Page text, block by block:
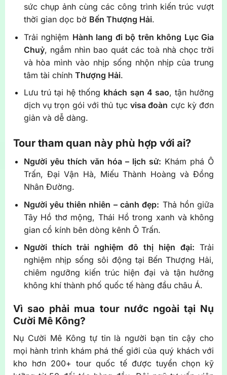
sức chụp ảnh cùng các công trình kiến trúc vượt
thời gian dọc bờ Bến Thượng Hải.
Trải nghiệm Hành lang đi bộ trên không Lục Gia
Chuỷ, ngắm nhìn bao quát các toà nhà chọc trời
và hòa mình vào nhịp sống nhộn nhịp của trung
tâm tài chính Thượng Hải.
Lưu trú tại hệ thống khách sạn 4 sao, tận hưởng
dịch vụ trọn gói với thủ tục visa đoàn cực kỳ đơn
giản và dễ dàng.
Tour tham quan này phù hợp với ai?
Người yêu thích văn hóa – lịch sử: Khám phá Ô
Trấn, Đại Vận Hà, Miếu Thành Hoàng và Đồng
Nhân Đường.
Người yêu thiên nhiên – cảnh đẹp: Thả hồn giữa
Tây Hồ thơ mộng, Thái Hồ trong xanh và không
gian cổ kính bên dòng kênh Ô Trấn.
Người thích trải nghiệm đô thị hiện đại:Trải
nghiệm nhịp sống sôi động tại Bến Thượng Hải,
chiêm ngưỡng kiến trúc hiện đại và tận hưởng
không khí thành phố quốc tế hàng đầu châu Á.
Vì sao phải mua tour nước ngoài tại Nụ
Cười Mê Kông?
Nụ Cười Mê Kông tự tin là người bạn tin cậy cho
mọi hành trình khám phá thế giới của quý khách với
kho hơn 200+ tour quốc tế được tuyển chọn kỹ